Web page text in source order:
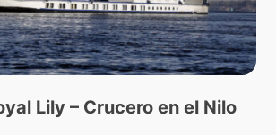
Lily – Crucero en el Nilo